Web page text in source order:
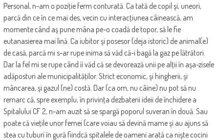
Personal, n-am o poziţie ferm conturată. Ca tată de copil şi, uneori,
parcă din ce în ce mai des, vecin cu interacţiunea câinească, am
momente când aş pune mâna pe-o coadă de topor, să le fie
eutanasierea mai lină. Ca iubitor şi posesor (deja istoric) de animal(e)
de casă, parcă mi s-ar rupe inima să văd că-i bagă la gaz pe lătrători.
Dar la fel mi se rupe când îi văd că se devorează unii pe alţii în aşa-zisele
adăposturi ale municipalităţilor. Strict economic, şi hingherii, şi
mâncarea, şi gazul (ne) costă. Dar (ca om, nu câine) nu pot să nu
remarc că, spre exemplu, în privinţa dezbaterii ideii de închidere a
Spitalului CF 2, n-am auzit să se spargă poporul suveran în două. Sau
poate că vieţile unor femei (care voiau să devină mame şi au ajuns să
stea cu tuburi în gură fiindcă spitalele de oameni arată ca nişte cocini